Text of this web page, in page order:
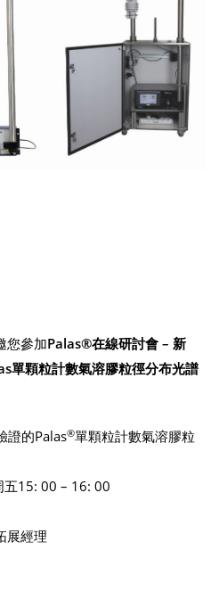
您參加Palas®在線研討會 – 新
單顆粒計數氣溶膠粒徑分布光譜
證的Palas®單顆粒計數氣溶膠粒
15: 00 – 16: 00
展經理